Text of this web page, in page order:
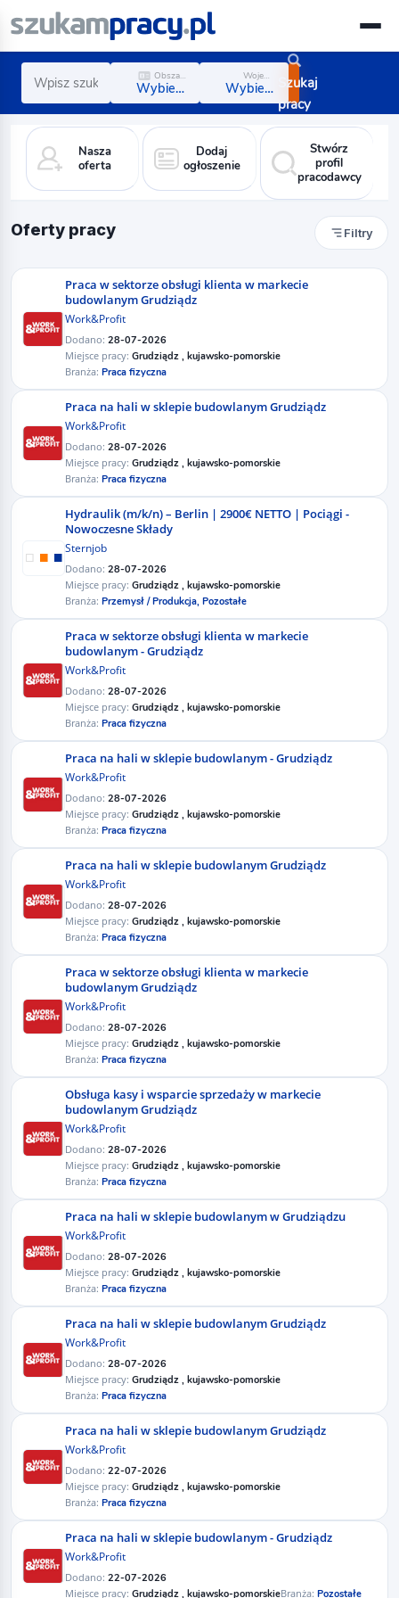
Obszar zawodowy
Wybierz obszar
Województwo
Wybierz region
Szukaj
pracy
Nasza
oferta
Dodaj
ogłoszenie
Stwórz
profil
pracodawcy
Oferty pracy Filtry
Praca w sektorze obsługi klienta w markecie
budowlanym Grudziądz
Work&Profit
Dodano: 28-07-2026
Miejsce pracy: Grudziądz , kujawsko-pomorskie
Branża: Praca fizyczna
Praca na hali w sklepie budowlanym Grudziądz
Work&Profit
Dodano: 28-07-2026
Miejsce pracy: Grudziądz , kujawsko-pomorskie
Branża: Praca fizyczna
Hydraulik (m/k/n) – Berlin | 2900€ NETTO | Pociągi -
Nowoczesne Składy
Sternjob
Dodano: 28-07-2026
Miejsce pracy: Grudziądz , kujawsko-pomorskie
Branża: Przemysł / Produkcja, Pozostałe
Praca w sektorze obsługi klienta w markecie
budowlanym - Grudziądz
Work&Profit
Dodano: 28-07-2026
Miejsce pracy: Grudziądz , kujawsko-pomorskie
Branża: Praca fizyczna
Praca na hali w sklepie budowlanym - Grudziądz
Work&Profit
Dodano: 28-07-2026
Miejsce pracy: Grudziądz , kujawsko-pomorskie
Branża: Praca fizyczna
Praca na hali w sklepie budowlanym Grudziądz
Work&Profit
Dodano: 28-07-2026
Miejsce pracy: Grudziądz , kujawsko-pomorskie
Branża: Praca fizyczna
Praca w sektorze obsługi klienta w markecie
budowlanym Grudziądz
Work&Profit
Dodano: 28-07-2026
Miejsce pracy: Grudziądz , kujawsko-pomorskie
Branża: Praca fizyczna
Obsługa kasy i wsparcie sprzedaży w markecie
budowlanym ​Grudziądz
Work&Profit
Dodano: 28-07-2026
Miejsce pracy: Grudziądz , kujawsko-pomorskie
Branża: Praca fizyczna
Praca na hali w sklepie budowlanym w Grudziądzu
Work&Profit
Dodano: 28-07-2026
Miejsce pracy: Grudziądz , kujawsko-pomorskie
Branża: Praca fizyczna
Praca na hali w sklepie budowlanym Grudziądz
Work&Profit
Dodano: 28-07-2026
Miejsce pracy: Grudziądz , kujawsko-pomorskie
Branża: Praca fizyczna
Praca na hali w sklepie budowlanym Grudziądz
Work&Profit
Dodano: 22-07-2026
Miejsce pracy: Grudziądz , kujawsko-pomorskie
Branża: Praca fizyczna
Praca na hali w sklepie budowlanym - Grudziądz
Work&Profit
Dodano: 22-07-2026
Miejsce pracy: Grudziądz , kujawsko-pomorskieBranża: Pozostałe